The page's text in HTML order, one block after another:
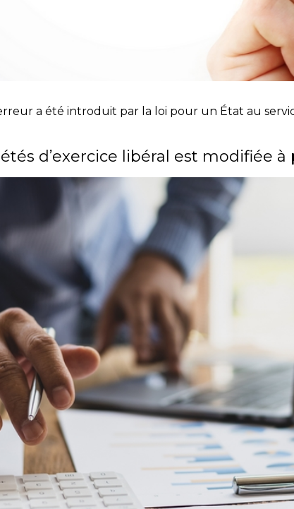
a été introduit par la loi pour un État au
d’exercice libéral est modifiée